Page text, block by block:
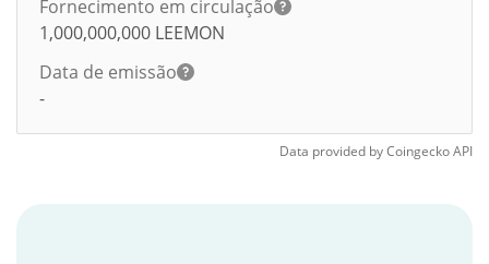
Fornecimento em circulação
1,000,000,000 LEEMON
Data de emissão
-
Data provided byCoingeckoAPI